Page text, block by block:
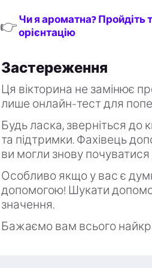
👉 Чи я ароматна? Пройдіть
орієнтацію
Застереження
Ця вікторина не замінює
лише онлайн-тест для
Будь ласка, зверніться до
та підтримки. Фахівець
ви могли знову
Особливо якщо у вас є
допомогою! Шукати
значення.
Бажаємо вам всього